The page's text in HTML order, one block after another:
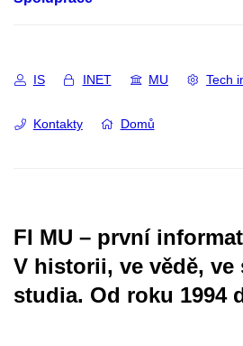
IS INET MU Tech
Kontakty Domů
FI MU – první
V historii, ve vědě, ve
studia. Od roku 1994